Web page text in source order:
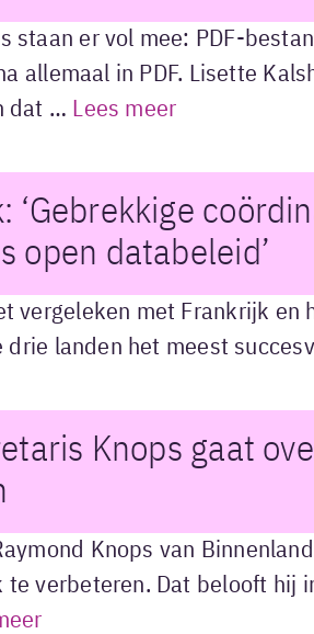
staan er vol mee: PDF-
allemaal in PDF. Lisette
dat … Lees meer
‘Gebrekkige
open databeleid’
vergeleken met Frankrijk
drie landen het meest
Knops gaat
Knops van
te verbeteren. Dat belooft hij